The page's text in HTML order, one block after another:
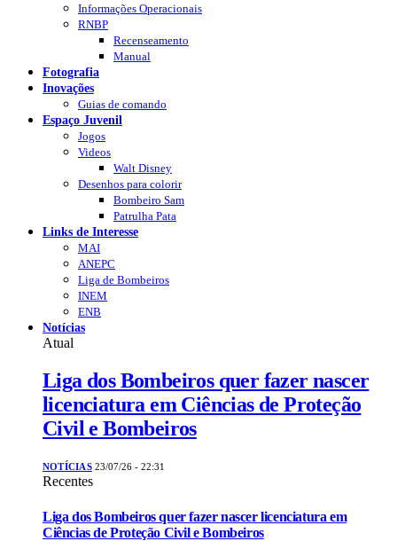
Informações Operacionais
RNBP
Recenseamento
Manual
Fotografia
Inovações
Guias de comando
Espaço Juvenil
Jogos
Videos
Walt Disney
Desenhos para colorir
Bombeiro Sam
Patrulha Pata
Links de Interesse
MAI
ANEPC
Liga de Bombeiros
INEM
ENB
Notícias
Atual
Liga dos Bombeiros quer fazer nascer
licenciatura em Ciências de Proteção
Civil e Bombeiros
NOTÍCIAS 23/07/26 - 22:31
Recentes
Liga dos Bombeiros quer fazer nascer licenciatura em
Ciências de Proteção Civil e Bombeiros